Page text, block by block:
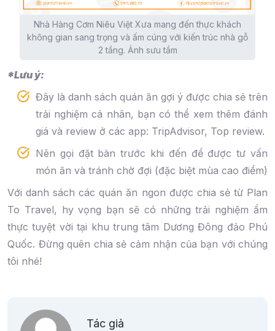
Nhà Hàng Cơm Niêu Việt Xưa mang đến thực khách
không gian sang trọng và ấm cúng với kiến trúc nhà gỗ
2 tầng. Ảnh sưu tầm
*Lưu ý:
Đây là danh sách quán ăn gợi ý được chia sẻ trên
trải nghiệm cá nhân, bạn có thể xem thêm đánh
giá và review ở các app: TripAdvisor, Top review.
Nên gọi đặt bàn trước khi đến để được tư vấn
món ăn và tránh chờ đợi (đặc biệt mùa cao điểm)
Với danh sách các quán ăn ngon được chia sẻ từ Plan
To Travel, hy vọng bạn sẽ có những trải nghiệm ẩm
thực tuyệt vời tại khu trung tâm Dương Đông đảo Phú
Quốc. Đừng quên chia sẻ cảm nhận của bạn với chúng
tôi nhé!
Tác giả